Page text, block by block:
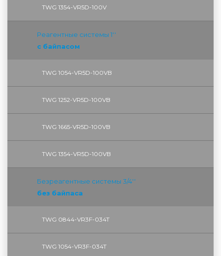
TWG 1354-VR5D-100V
Реагентные системы 1''
с байпасом
TWG 1054-VR5D-100VB
TWG 1252-VR5D-100VB
TWG 1665-VR5D-100VB
TWG 1354-VR5D-100VB
Безреагентные системы 3/4''
без байпаса
TWG 0844-VR3F-034T
TWG 1054-VR3F-034T